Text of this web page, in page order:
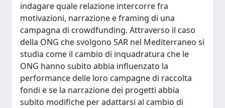
indagare quale relazione intercorre fra
motivazioni, narrazione e framing di una
campagna di crowdfunding. Attraverso il caso
della ONG che svolgono SAR nel Mediterraneo si
studia come il cambio di inquadratura che le
ONG hanno subito abbia influenzato la
performance delle loro campagne di raccolta
fondi e se la narrazione dei progetti abbia
subito modifiche per adattarsi al cambio di